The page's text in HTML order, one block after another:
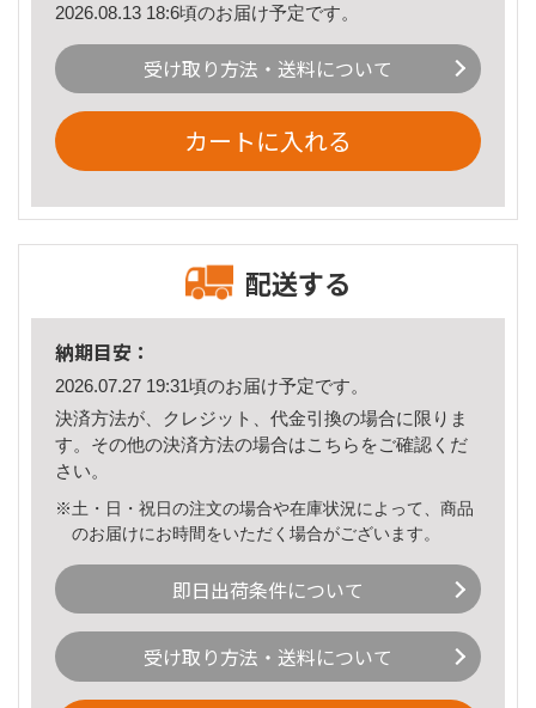
2026.08.13 18:6頃のお届け予定です。
受け取り方法・送料について
カートに入れる
配送する
納期目安：
2026.07.27 19:31頃のお届け予定です。
決済方法が、クレジット、代金引換の場合に限りま
す。その他の決済方法の場合はこちら をご確認くだ
さい。
※土・日・祝日の注文の場合や在庫状況によって、商品
のお届けにお時間をいただく場合がございます。
即日出荷条件について
受け取り方法・送料について